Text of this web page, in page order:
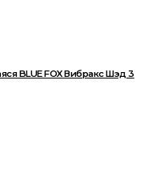
BLUE FOX Вибракс Шэд 3